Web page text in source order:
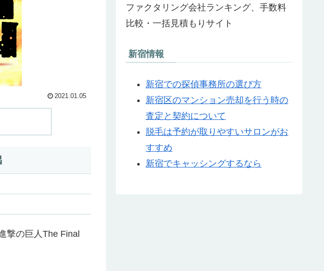
2021.01.05
撃の巨人The Final
ファクタリング会社ランキング、手数料
比較・一括見積もりサイト
新宿情報
新宿での探偵事務所の選び方
新宿区のマンション売却を行う時の
査定と契約について
脱毛は予約が取りやすいサロンがお
すすめ
新宿でキャッシングするなら